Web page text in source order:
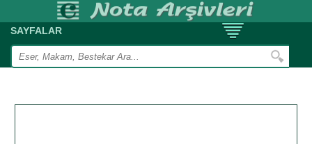
SAYFALAR